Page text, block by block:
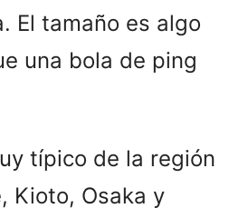
El tamaño es algo
una bola de ping
típico de la región
Kioto, Osaka y